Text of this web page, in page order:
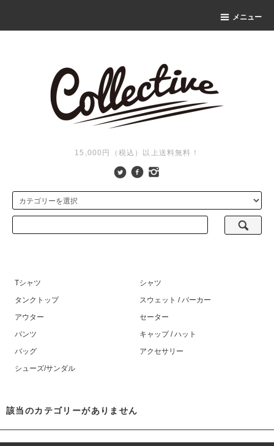
メニュー
15,000円（税込）以上送料無料！
Tシャツ
シャツ
タンクトップ
スウェット / パーカー
アウター
セーター
パンツ
キャップ / ハット
バッグ
アクセサリー
シューズ/サンダル
該当のカテゴリーがありません